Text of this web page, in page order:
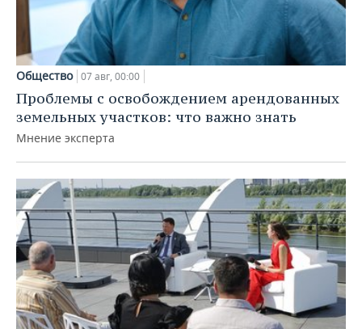
Общество 07 авг, 00:00
Проблемы с освобождением арендованных
земельных участков: что важно знать
Мнение эксперта